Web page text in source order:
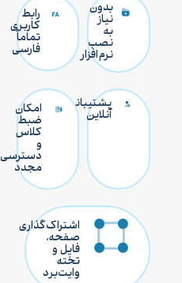
بدون
نیاز
به
نصب
نرم‌افزار
رابط
کاربری
تماماً
فارسی
پشتیبانی
آنلاین امکان
ضبط
کلاس
و
دسترسی
مجدد
اشتراک‌گذاری
صفحه،
فایل و
تخته
وایت‌برد